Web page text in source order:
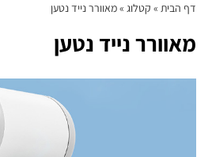
דף הבית » קטלוג »מאוורר נייד נטען
מאוורר נייד נטען